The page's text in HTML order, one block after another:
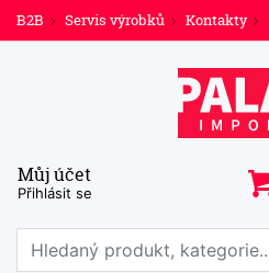
B2B Servis výrobků Kontakty
Můj účet
Přihlásit se
Prohledat web